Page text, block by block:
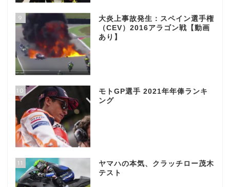
9
大炎上事故発生：スペイン選手権
（CEV）2016アラゴン戦【動画
あり】
10
モトGP選手 2021年年俸ランキ
ング
11
ヤマハの本気、クラッチロー茂木
テスト